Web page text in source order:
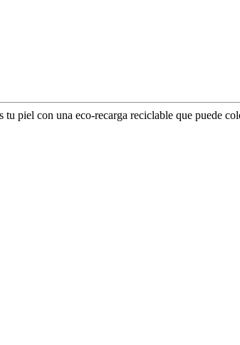
piel con una eco-recarga reciclable que puede